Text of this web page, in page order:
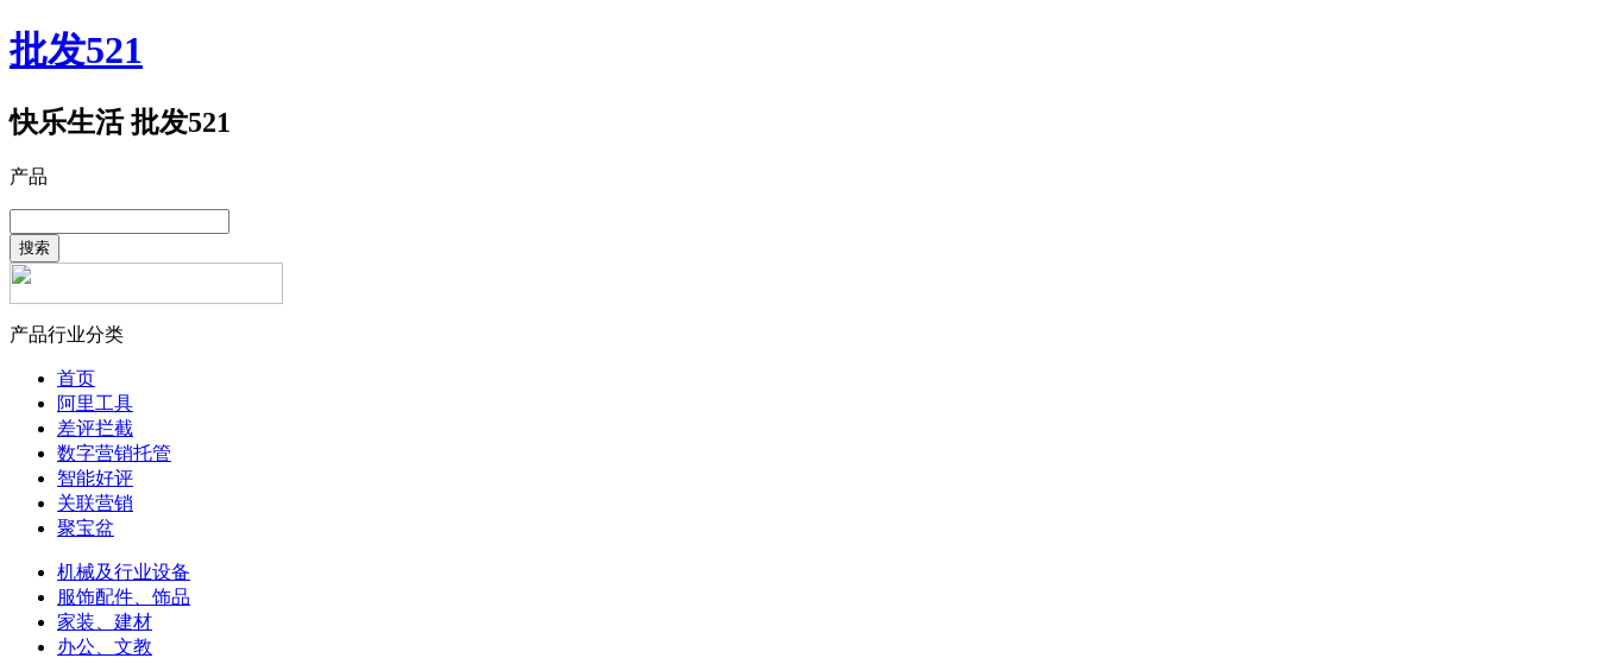
批发521
快乐生活 批发521
产品
搜索
产品行业分类
首页
阿里工具
差评拦截
数字营销托管
智能好评
关联营销
聚宝盆
机械及行业设备
服饰配件、饰品
家装、建材
办公、文教